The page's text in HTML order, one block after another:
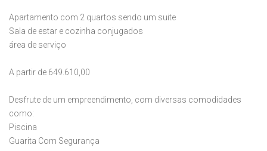
Apartamento com 2 quartos sendo um suite
Sala de estar e cozinha conjugados
área de serviço
A partir de 649.610,00
Desfrute de um empreendimento, com diversas comodidades
como:
Piscina
Guarita Com Segurança